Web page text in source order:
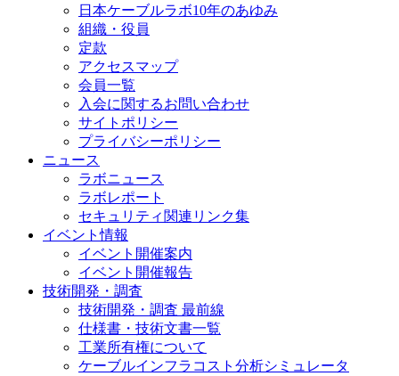
日本ケーブルラボ10年のあゆみ
組織・役員
定款
アクセスマップ
会員一覧
入会に関するお問い合わせ
サイトポリシー
プライバシーポリシー
ニュース
ラボニュース
ラボレポート
セキュリティ関連リンク集
イベント情報
イベント開催案内
イベント開催報告
技術開発・調査
技術開発・調査 最前線
仕様書・技術文書一覧
工業所有権について
ケーブルインフラコスト分析シミュレータ